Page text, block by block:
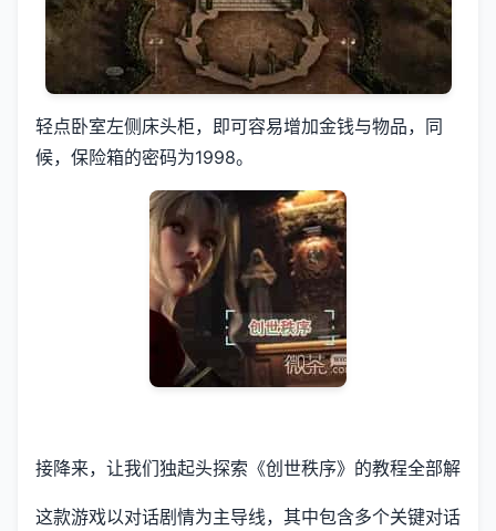
轻点卧室左侧床头柜，即可容易增加金钱与物品，同
候，保险箱的密码为1998。
接降来，让我们独起头探索《创世秩序》的教程全部解
这款游戏以对话剧情为主导线，其中包含多个关键对话